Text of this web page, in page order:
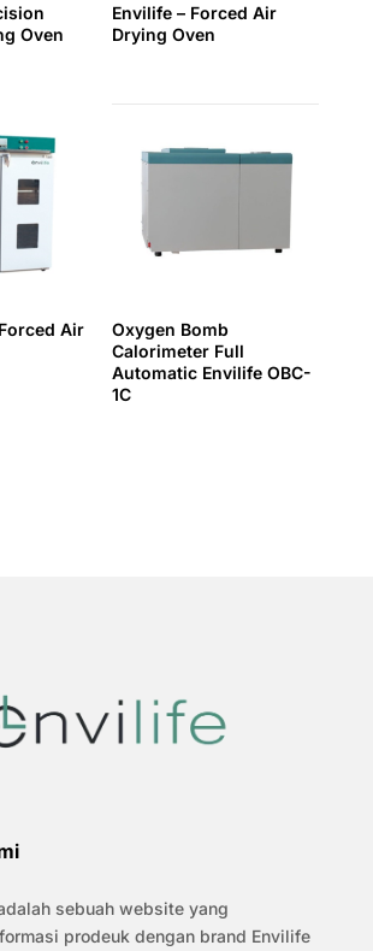
Oven
Envilife – Forced Air
Drying Oven
Air
Oxygen Bomb
Calorimeter Full
Automatic Envilife OBC-
1C
sebuah website yang
prodeuk dengan brand Envilife